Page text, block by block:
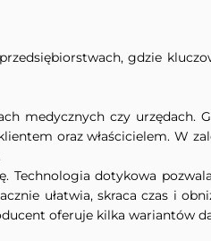
gdzie
medycznych czy urzędach.
oraz właścicielem. W
dotykowa
ułatwia, skraca czas i
oferuje kilka wariantów